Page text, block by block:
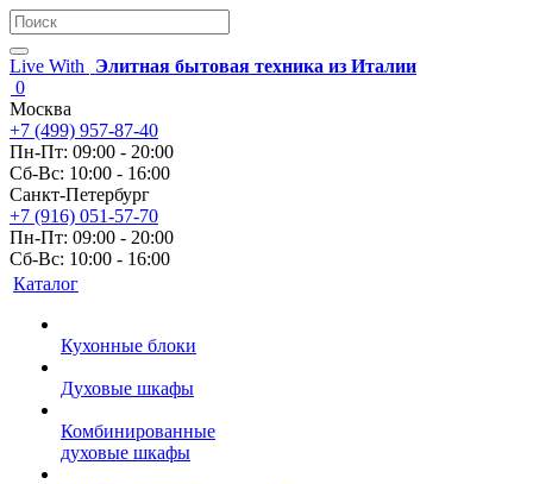
Live With
Элитная бытовая техника из Италии
0
Москва
+7 (499) 957-87-40
Пн-Пт: 09:00 - 20:00
Сб-Вс: 10:00 - 16:00
Санкт-Петербург
+7 (916) 051-57-70
Пн-Пт: 09:00 - 20:00
Сб-Вс: 10:00 - 16:00
Каталог
Кухонные блоки
Духовые шкафы
Комбинированные
духовые шкафы